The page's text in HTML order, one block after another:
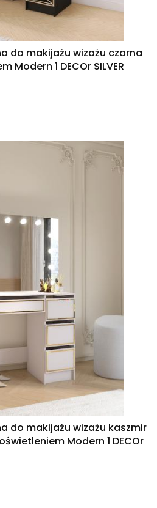
do makijażu wizażu czarna
Modern 1 DECOr SILVER
do makijażu wizażu kaszmir
Modern 1 DECOr